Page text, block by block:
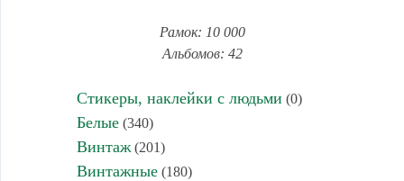
Рамок: 10 000
Альбомов: 42
Стикеры, наклейки с людьми (0)
Белые(340)
Винтаж(201)
Винтажные(180)